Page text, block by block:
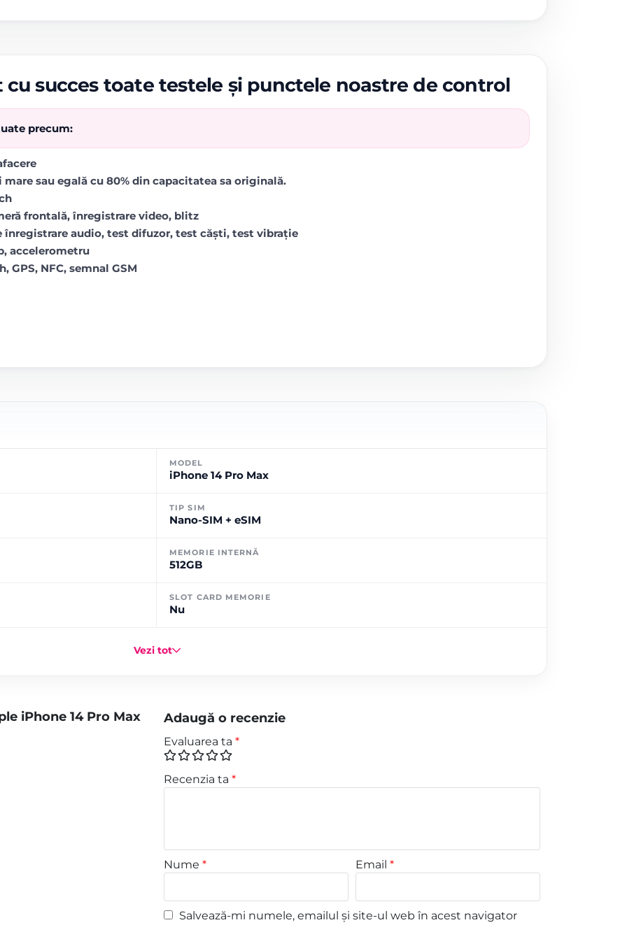
cu succes toate testele și punctele noastre de control
precum:
sau egală cu 80% din capacitatea sa originală.
frontală, înregistrare video, blitz
înregistrare audio, test difuzor, test căști, test vibrație
accelerometru
NFC, semnal GSM
MODEL
iPhone 14 Pro Max
TIP SIM
Nano-SIM + eSIM
MEMORIE INTERNĂ
512GB
SLOT CARD MEMORIE
Nu
Vezi tot
iPhone 14 Pro Max
Adaugă o recenzie
Evaluarea ta *
Recenzia ta *
Nume * Email*
Salvează-mi numele, emailul și site-ul web în acest navigator